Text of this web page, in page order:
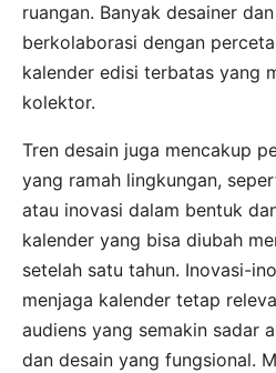
ruangan. Banyak desainer
berkolaborasi dengan
kalender edisi terbatas yang
kolektor.
Tren desain juga mencakup
yang ramah lingkungan,
atau inovasi dalam bentuk
kalender yang bisa diubah
setelah satu tahun. Inovasi-
menjaga kalender tetap
audiens yang semakin sadar
dan desain yang fungsional.